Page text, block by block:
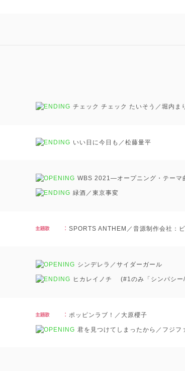
チェック チェック たいそう／堀内ま
いい日に今日も／松藤量平
WBS 2021―オープニング・テーマ
緑酒／東京事変
SPORTS ANTHEM／音源制作会社：
シンデレラ／サイダーガール
ヒカレイノチ (#1のみ「シンパシ
ポッピンラブ！／大原櫻子
君を見つけてしまったから／フジフ